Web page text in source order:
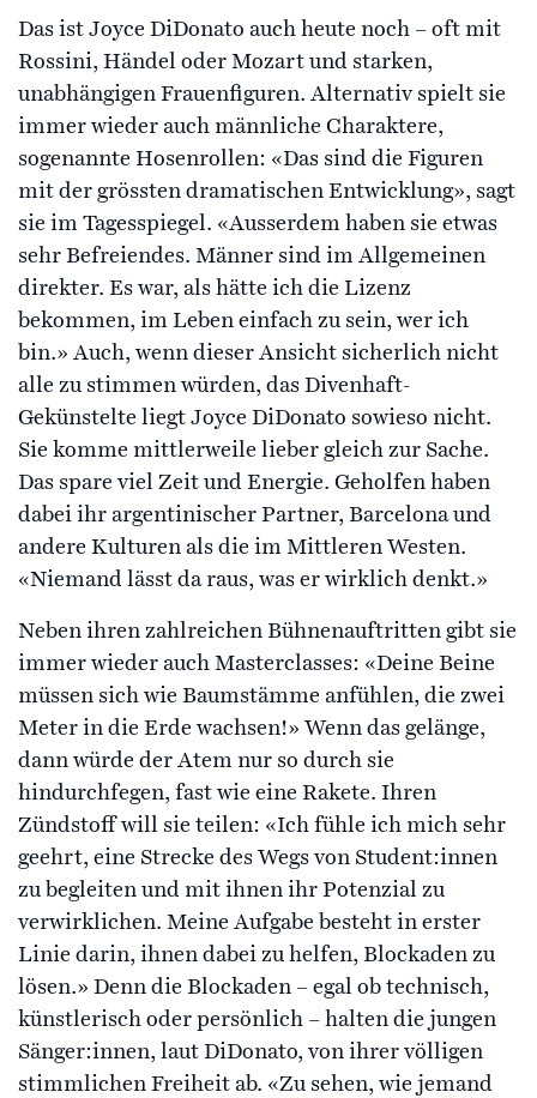
Das ist Joyce DiDonato auch heute noch – oft mit
Rossini, Händel oder Mozart und starken,
unabhängigen Frauenfiguren. Alternativ spielt sie
immer wieder auch männliche Charaktere,
sogenannte Hosenrollen: «Das sind die Figuren
mit der grössten dramatischen Entwicklung», sagt
sie im Tagesspiegel. «Ausserdem haben sie etwas
sehr Befreiendes. Männer sind im Allgemeinen
direkter. Es war, als hätte ich die Lizenz
bekommen, im Leben einfach zu sein, wer ich
bin.» Auch, wenn dieser Ansicht sicherlich nicht
alle zu stimmen würden, das Divenhaft-
Gekünstelte liegt Joyce DiDonato sowieso nicht.
Sie komme mittlerweile lieber gleich zur Sache.
Das spare viel Zeit und Energie. Geholfen haben
dabei ihr argentinischer Partner, Barcelona und
andere Kulturen als die im Mittleren Westen.
«Niemand lässt da raus, was er wirklich denkt.»
Neben ihren zahlreichen Bühnenauftritten gibt sie
immer wieder auch Masterclasses: «Deine Beine
müssen sich wie Baumstämme anfühlen, die zwei
Meter in die Erde wachsen!» Wenn das gelänge,
dann würde der Atem nur so durch sie
hindurchfegen, fast wie eine Rakete. Ihren
Zündstoff will sie teilen: «Ich fühle ich mich sehr
geehrt, eine Strecke des Wegs von Student:innen
zu begleiten und mit ihnen ihr Potenzial zu
verwirklichen. Meine Aufgabe besteht in erster
Linie darin, ihnen dabei zu helfen, Blockaden zu
lösen.» Denn die Blockaden – egal ob technisch,
künstlerisch oder persönlich – halten die jungen
Sänger:innen, laut DiDonato, von ihrer völligen
stimmlichen Freiheit ab. «Zu sehen, wie jemand